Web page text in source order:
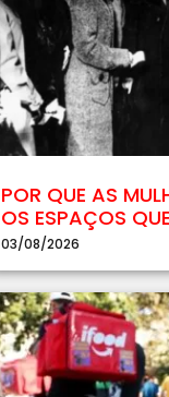
POR QUE AS
OS ESPAÇOS
03/08/2026